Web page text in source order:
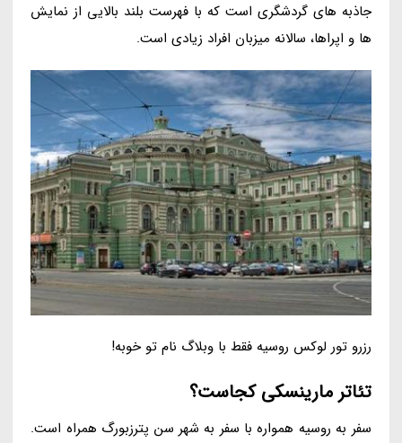
جاذبه های گردشگری است که با فهرست بلند بالایی از نمایش
ها و اپراها، سالانه میزبان افراد زیادی است.
رزرو تور لوکس روسیه فقط با وبلاگ نام تو خوبه!
تئاتر مارینسکی کجاست؟
سفر به روسیه همواره با سفر به شهر سن پترزبورگ همراه است.